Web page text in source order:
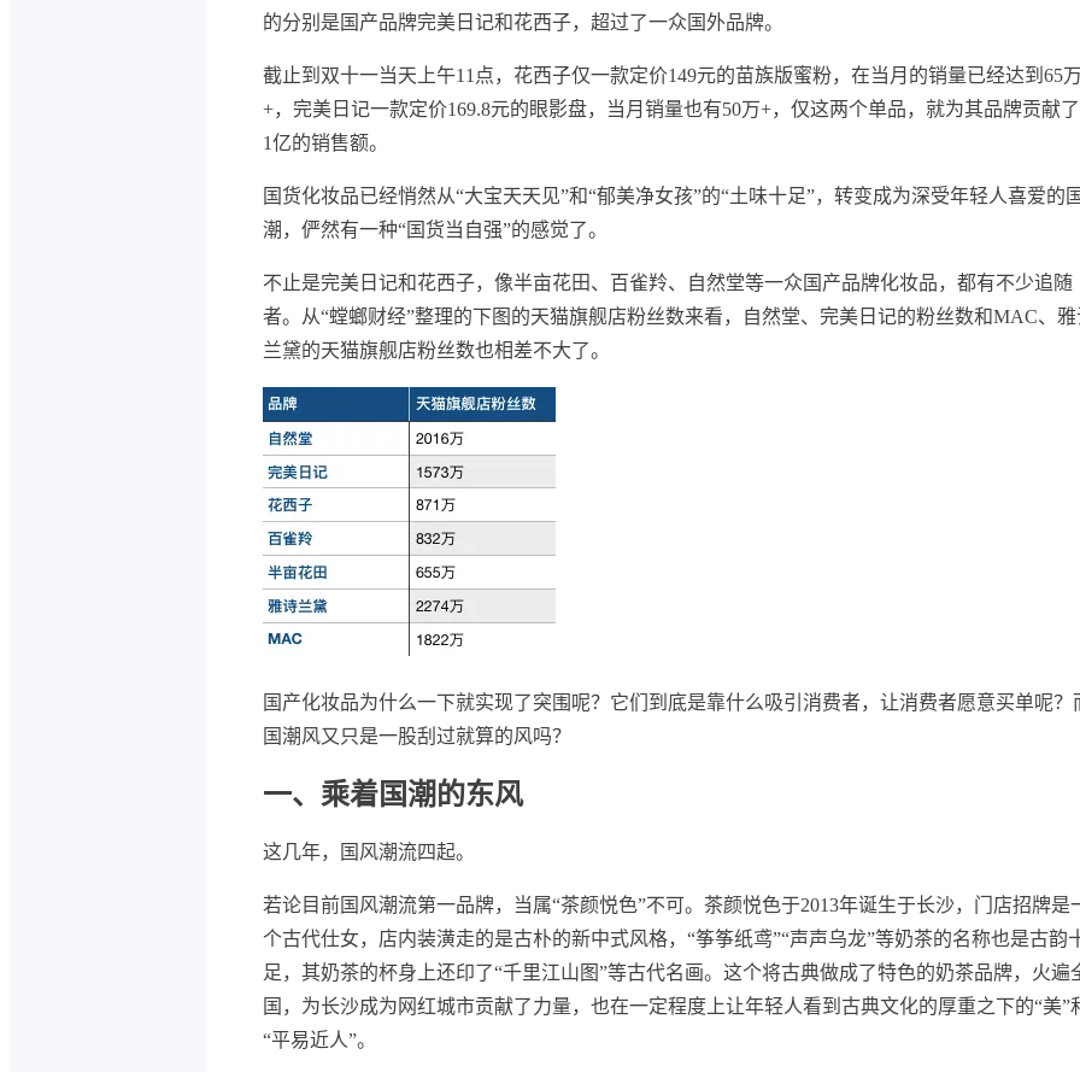
的分别是国产品牌完美日记和花西子，超过了一众国外品牌。
截止到双十一当天上午11点，花西子仅一款定价149元的苗族版蜜粉，在当月的销量已经达到65
+，完美日记一款定价169.8元的眼影盘，当月销量也有50万+，仅这两个单品，就为其品牌贡献
1亿的销售额。
国货化妆品已经悄然从“大宝天天见”和“郁美净女孩”的“土味十足”，转变成为深受年轻人喜爱的
潮，俨然有一种“国货当自强”的感觉了。
不止是完美日记和花西子，像半亩花田、百雀羚、自然堂等一众国产品牌化妆品，都有不少追随
者。从“螳螂财经”整理的下图的天猫旗舰店粉丝数来看，自然堂、完美日记的粉丝数和MAC、雅
兰黛的天猫旗舰店粉丝数也相差不大了。
国产化妆品为什么一下就实现了突围呢？它们到底是靠什么吸引消费者，让消费者愿意买单呢？
国潮风又只是一股刮过就算的风吗？
一、乘着国潮的东风
这几年，国风潮流四起。
若论目前国风潮流第一品牌，当属“茶颜悦色”不可。茶颜悦色于2013年诞生于长沙，门店招牌是
个古代仕女，店内装潢走的是古朴的新中式风格，“筝筝纸鸢”“声声乌龙”等奶茶的名称也是古韵
足，其奶茶的杯身上还印了“千里江山图”等古代名画。这个将古典做成了特色的奶茶品牌，火遍
国，为长沙成为网红城市贡献了力量，也在一定程度上让年轻人看到古典文化的厚重之下的“美”
“平易近人”。